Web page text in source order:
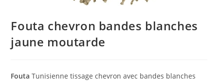
Fouta chevron bandes blanches
jaune moutarde
Fouta Tunisienne tissage chevron avec bandes blanches